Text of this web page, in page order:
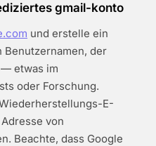
gmail-konto
und erstelle ein
Benutzernamen, der
etwas im
oder Forschung.
E-
von
Beachte, dass Google